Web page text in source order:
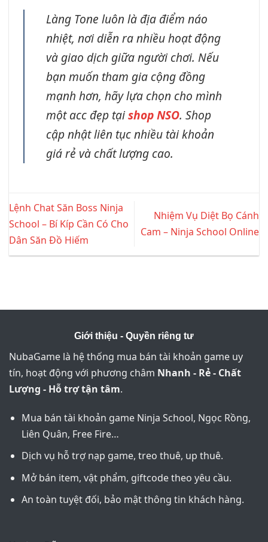
Làng Tone luôn là địa điểm náo
nhiệt, nơi diễn ra nhiều hoạt động
và giao dịch giữa người chơi. Nếu
bạn muốn tham gia cộng đồng
mạnh hơn, hãy lựa chọn cho mình
một acc đẹp tạishop NSO. Shop
cập nhật liên tục nhiều tài khoản
giá rẻ và chất lượng cao.
Lệnh Chat Săn Boss Ninja
School – Bí Kíp Cần Có Cho
Dân Săn Đồ Hiếm
Nhiệm Vụ Diệt Bọ Cánh
Cam – Ninja School Online
Giới thiệu - Quyền riêng tư
NubaGame là hệ thống mua bán tài khoản game uy
tín, hoạt động với phương châm Nhanh - Rẻ - Chất
Lượng - Hỗ trợ tận tâm.
Mua bán tài khoản game Ninja School, Ngọc Rồng,
Liên Quân, Free Fire…
Dịch vụ hỗ trợ nạp game, treo thuê, up thuê.
Mở bán item, vật phẩm, giftcode theo yêu cầu.
An toàn tuyệt đối, bảo mật thông tin khách hàng.